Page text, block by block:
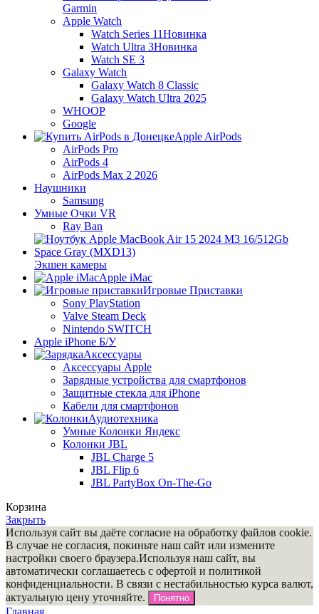
Garmin
Apple Watch
Watch Series 11Новинка
Watch Ultra 3Новинка
Watch SE 3
Galaxy Watch
Galaxy Watch 8 Classic
Galaxy Watch Ultra 2025
WHOOP
Google
Apple AirPods
AirPods Pro
AirPods 4
AirPods Max 2 2026
Наушники
Samsung
Умные Очки VR
Ray Ban
Экшен камеры
Apple iMac
Игровые Приставки
Sony PlayStation
Valve Steam Deck
Nintendo SWITCH
Apple iPhone Б/У
Аксессуары
Аксессуары Apple
Зарядные устройства для смартфонов
Защитные стекла для iPhone
Кабели для смартфонов
Аудиотехника
Умные Колонки Яндекс
Колонки JBL
JBL Charge 5
JBL Flip 6
JBL PartyBox On-The-Go
Корзина
Закрыть
Используя сайт вы даёте согласие на обработку файлов cookie.
В случае не согласия, покиньте наш сайт или измените
настройки своего браузера.Используя наш сайт, вы
автоматически соглашаетесь с офертой и политикой
конфиденциальности. В связи c нестабильностью курса валют,
актуальную цену уточняйте.
Понятно
Главная